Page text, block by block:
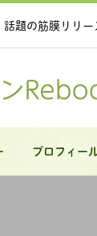
題の筋膜リリー
プロフィー